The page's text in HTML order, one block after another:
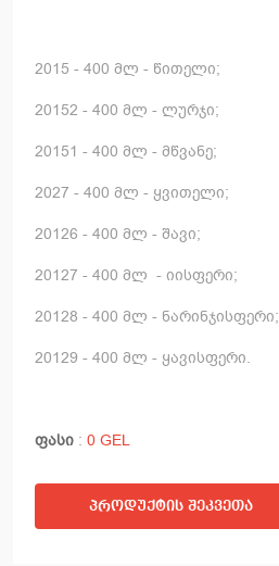
2015 - 400 მლ - წითელი;
20152 - 400 მლ - ლურჯი;
20151 - 400 მლ - მწვანე;
2027 - 400 მლ - ყვითელი;
20126 - 400 მლ - შავი;
20127 - 400 მლ - იისფერი;
20128 - 400 მლ - ნარინჯისფერი;
20129 - 400 მლ - ყავისფერი.
ფასი : 0 GEL
პროდუქტის შეკვეთა